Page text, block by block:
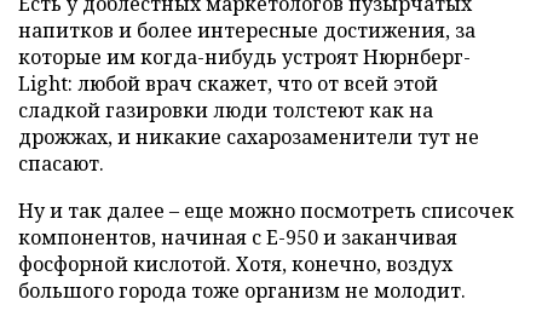
напитков и более интересные достижения, за
которые им когда-нибудь устроят Нюрнберг-
Light: любой врач скажет, что от всей этой
сладкой газировки люди толстеют как на
дрожжах, и никакие сахарозаменители тут не
спасают.
Ну и так далее – еще можно посмотреть списочек
компонентов, начиная с Е-950 и заканчивая
фосфорной кислотой. Хотя, конечно, воздух
большого города тоже организм не молодит.